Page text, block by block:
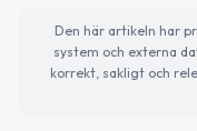
Den här artikeln har
system och externa
korrekt, sakligt och